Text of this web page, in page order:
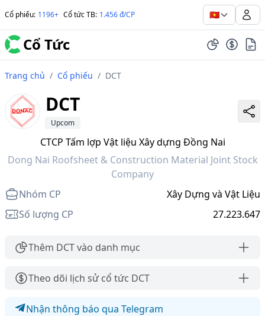
Cổ phiếu: 1196+ Cổ tức TB: 1.456 đ/CP 🇻🇳
Cổ Tức
Trang chủ / Cổ phiếu / DCT
DCT
Upcom
CTCP Tấm lợp Vật liệu Xây dựng Đồng Nai
Dong Nai Roofsheet & Construction Material Joint Stock
Company
Nhóm CP
Xây Dựng và Vật Liệu
Số lượng CP
27.223.647
Thêm DCT vào danh mục
Theo dõi lịch sử cổ tức DCT
Nhận thông báo qua Telegram